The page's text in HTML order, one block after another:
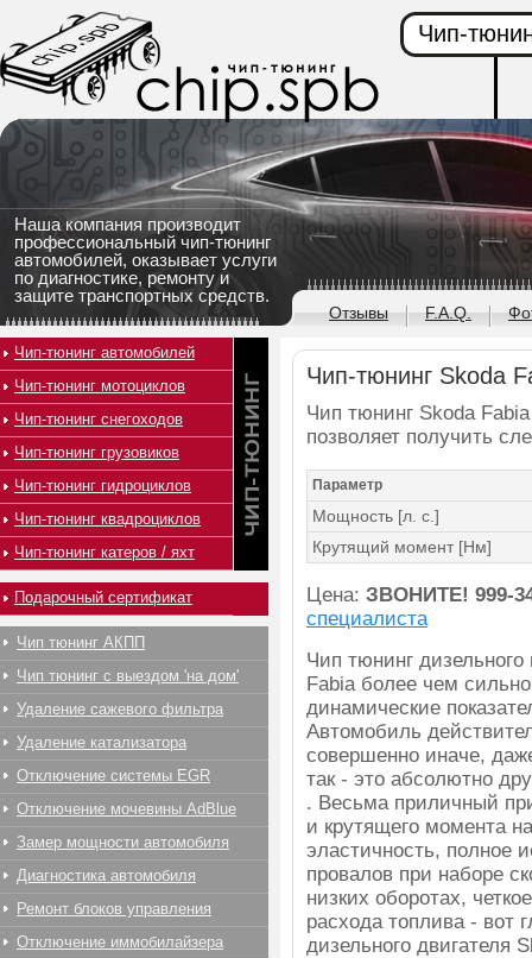
Наша компания производит
профессиональный чип-тюнинг
автомобилей, оказывает услуги
по диагностике, ремонту и
защите транспортных средств.
Чип-
Отзывы F.A.Q.
Чип-тюнинг Skoda
Чип тюнинг Skoda
позволяет получить
Параметр
Мощность [л. с.]
Крутящий момент [Нм]
Цена: ЗВОНИТЕ! 999-
специалиста
Чип тюнинг
Fabia более чем
динамические
Автомобиль
совершенно иначе,
так - это абсолютно
. Весьма приличный
и крутящего момента
эластичность, полное
провалов при наборе
низких оборотах,
расхода топлива - вот
дизельного двигателя
Чип-тюнинг автомобилей
Чип-тюнинг мотоциклов
Чип-тюнинг снегоходов
Чип-тюнинг грузовиков
Чип-тюнинг гидроциклов
Чип-тюнинг квадроциклов
Чип-тюнинг катеров / яхт
Подарочный сертификат
Чип тюнинг АКПП
Чип тюнинг с выездом 'на дом'
Удаление сажевого фильтра
Удаление катализатора
Отключение системы EGR
Отключение мочевины AdBlue
Замер мощности автомобиля
Диагностика автомобиля
Ремонт блоков управления
Отключение иммобилайзера